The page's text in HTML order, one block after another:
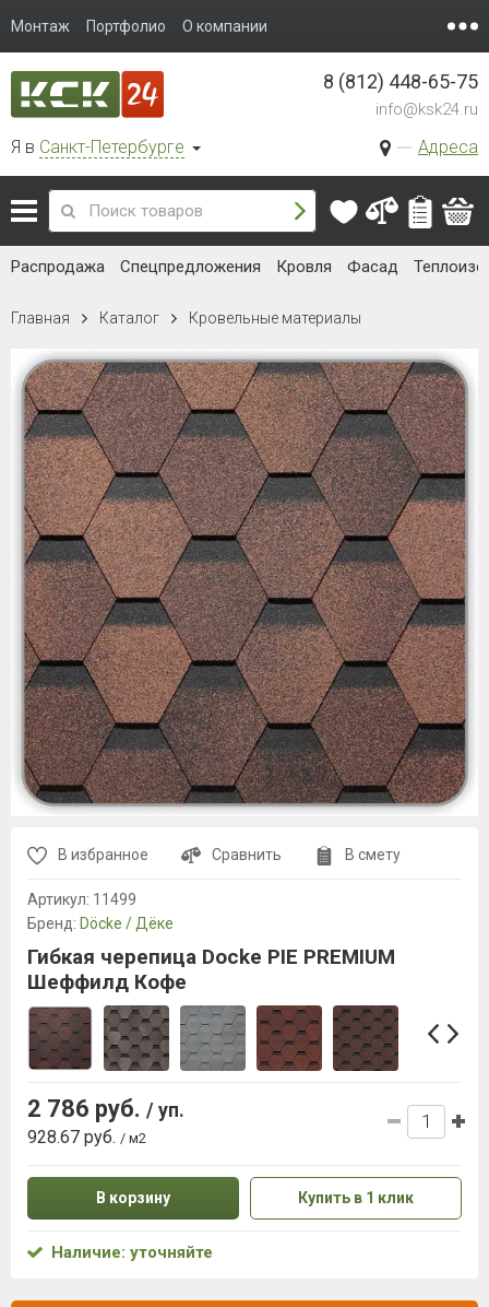
Монтаж Портфолио О компании
Я в Санкт-Петербурге Адреса
8 (812) 448-65-75
info@ksk24.ru
Распродажа Спецпредложения Кровля Фасад
Главная Каталог Кровельные материалы
В избранное Сравнить В смету
Артикул: 11499
Бренд: Döcke / Дёке
Гибкая черепица Docke PIE PREMIUM
Шеффилд Кофе
2 786 руб. / уп.
928.67 руб. / м2
В корзину Купить в 1 клик
Наличие: уточняйте